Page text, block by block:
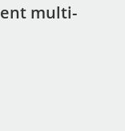
multi-